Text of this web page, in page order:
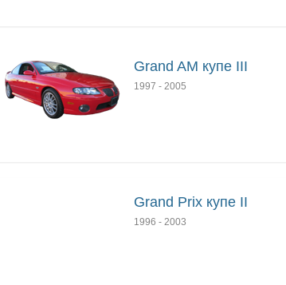
Grand AM купе III
1997 - 2005
Grand Prix купе II
1996 - 2003